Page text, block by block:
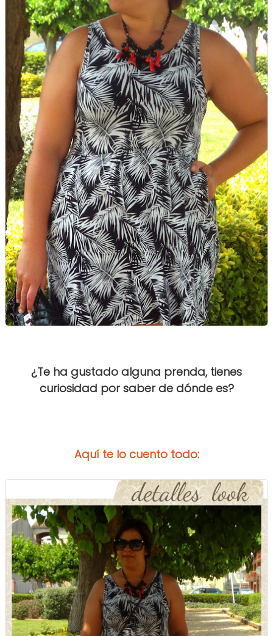
¿Te ha gustado alguna prenda, tienes
curiosidad por saber de dónde es?
Aquí te lo cuento todo: